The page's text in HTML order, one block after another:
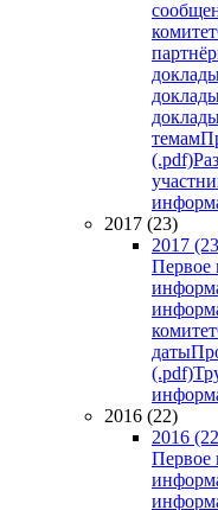
комитет
темам
(.pdf)
2017 (23)
2017
Первое
комитет
даты
(.pdf)
2016 (22)
2016
Первое